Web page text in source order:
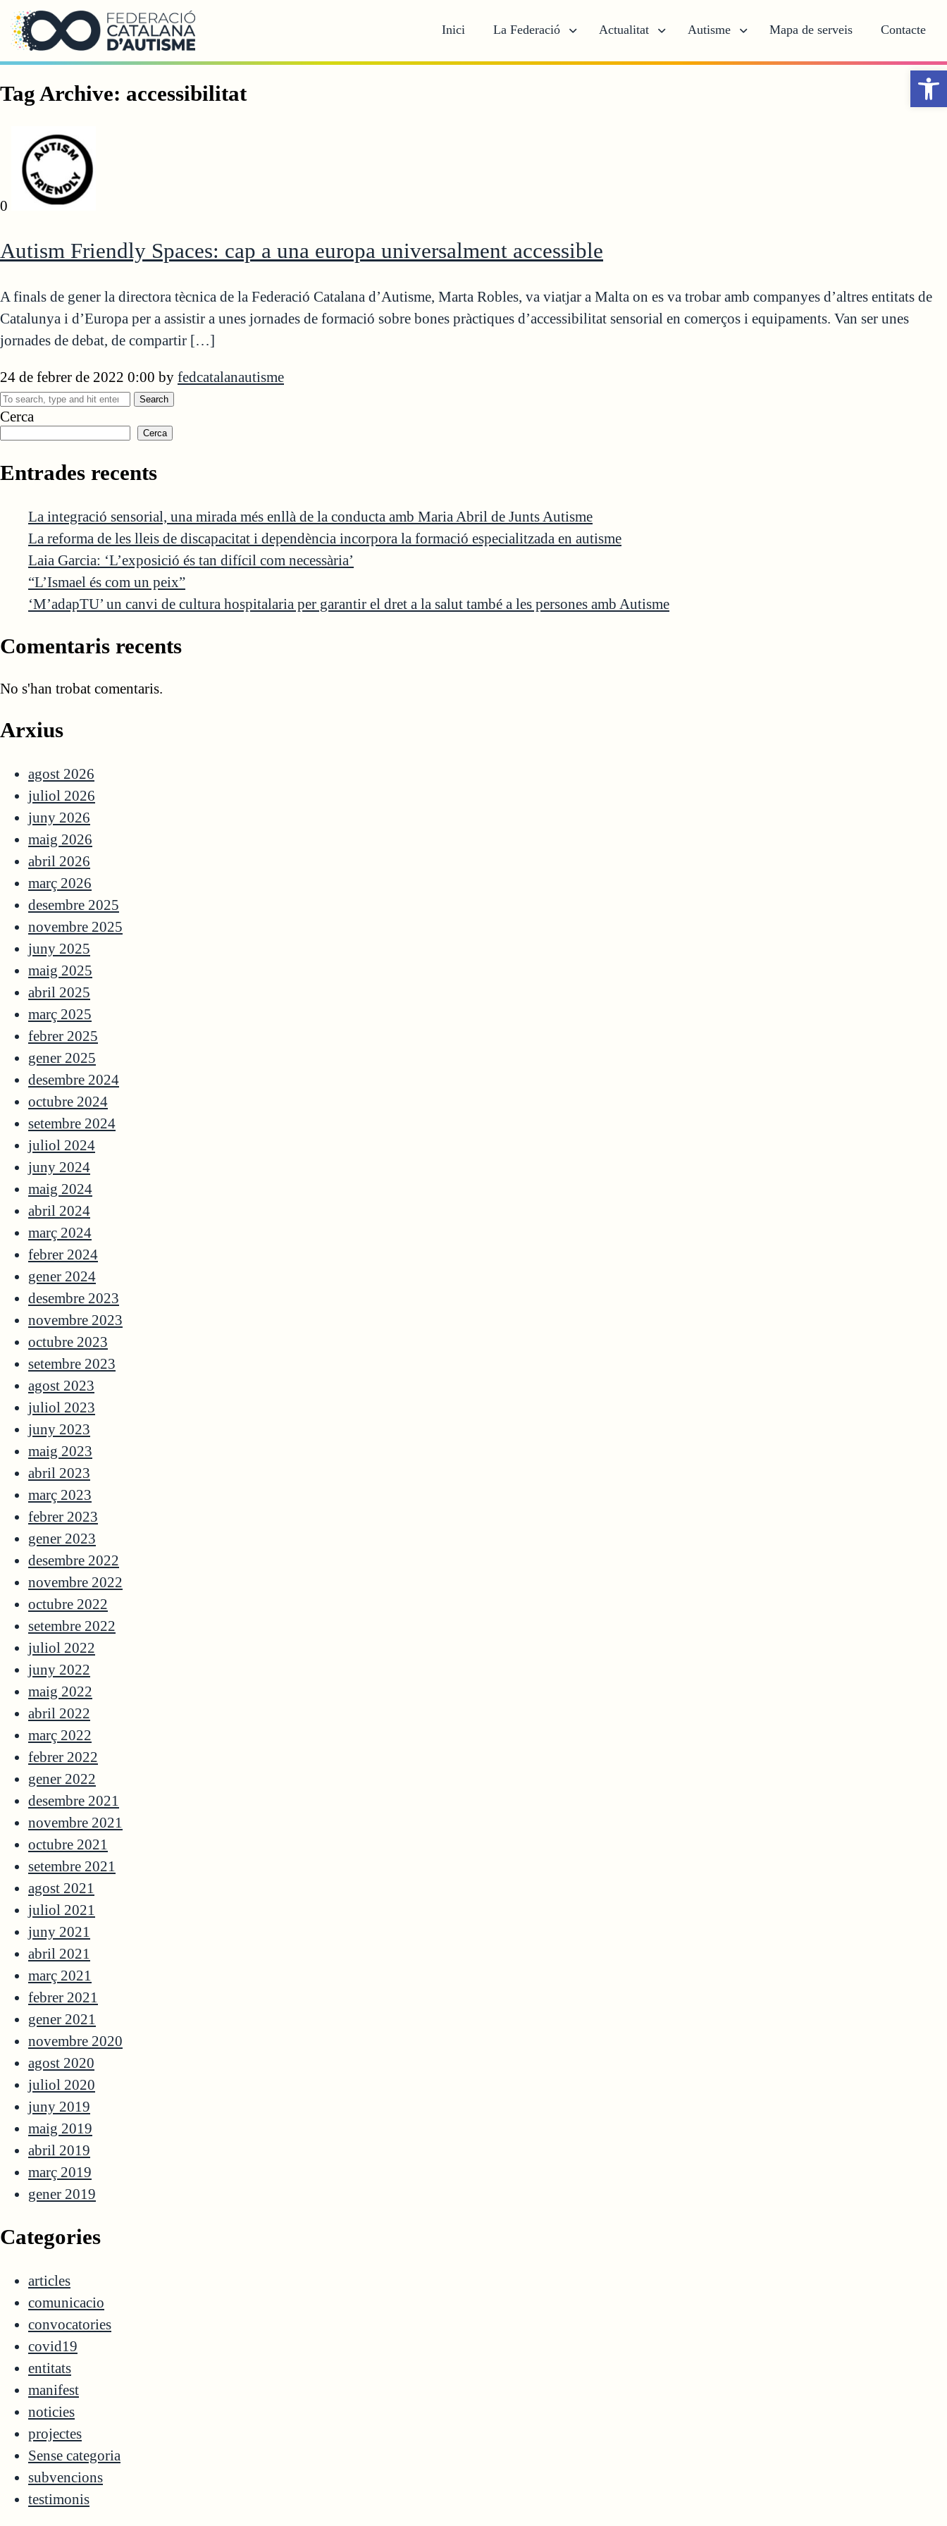
Saltar al contingut principal
Inici La Federació Actualitat Autisme Mapa de serveis Contacte
Tag Archive: accessibilitat
0
Autism Friendly Spaces: cap a una europa universalment accessible
A finals de gener la directora tècnica de la Federació Catalana d’Autisme, Marta Robles, va viatjar a Malta on es va trobar amb companyes d’altres entitats de
Catalunya i d’Europa per a assistir a unes jornades de formació sobre bones pràctiques d’accessibilitat sensorial en comerços i equipaments. Van ser unes
jornades de debat, de compartir […]
24 de febrer de 2022 0:00 by fedcatalanautisme
Search
Cerca
Cerca
Entrades recents
La integració sensorial, una mirada més enllà de la conducta amb Maria Abril de Junts Autisme
La reforma de les lleis de discapacitat i dependència incorpora la formació especialitzada en autisme
Laia Garcia: ‘L’exposició és tan difícil com necessària’
“L’Ismael és com un peix”
‘M’adapTU’ un canvi de cultura hospitalaria per garantir el dret a la salut també a les persones amb Autisme
Comentaris recents
No s'han trobat comentaris.
Arxius
agost 2026
juliol 2026
juny 2026
maig 2026
abril 2026
març 2026
desembre 2025
novembre 2025
juny 2025
maig 2025
abril 2025
març 2025
febrer 2025
gener 2025
desembre 2024
octubre 2024
setembre 2024
juliol 2024
juny 2024
maig 2024
abril 2024
març 2024
febrer 2024
gener 2024
desembre 2023
novembre 2023
octubre 2023
setembre 2023
agost 2023
juliol 2023
juny 2023
maig 2023
abril 2023
març 2023
febrer 2023
gener 2023
desembre 2022
novembre 2022
octubre 2022
setembre 2022
juliol 2022
juny 2022
maig 2022
abril 2022
març 2022
febrer 2022
gener 2022
desembre 2021
novembre 2021
octubre 2021
setembre 2021
agost 2021
juliol 2021
juny 2021
abril 2021
març 2021
febrer 2021
gener 2021
novembre 2020
agost 2020
juliol 2020
juny 2019
maig 2019
abril 2019
març 2019
gener 2019
Categories
articles
comunicacio
convocatories
covid19
entitats
manifest
noticies
projectes
Sense categoria
subvencions
testimonis